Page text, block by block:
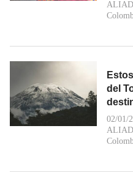
del
02/01/